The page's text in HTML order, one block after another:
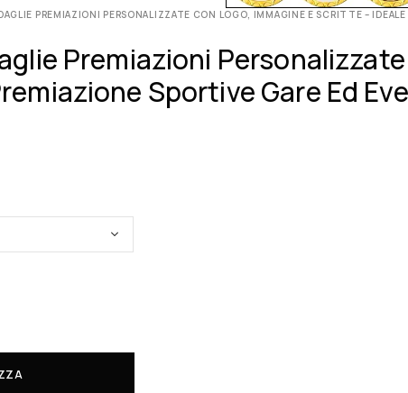
PREMIAZIONI PERSONALIZZATE CON LOGO, IMMAGINE E SCRITTE –
Premiazioni
Sportive Gare Ed